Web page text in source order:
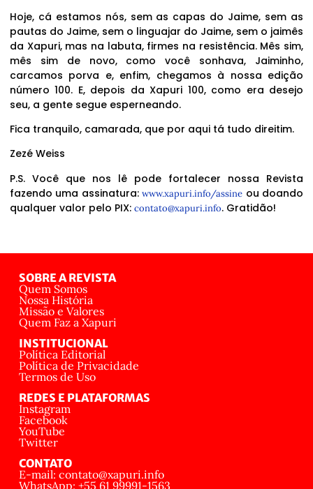
Hoje, cá estamos nós, sem as capas do Jaime, sem as
pautas do Jaime, sem o linguajar do Jaime, sem o jaimês
da Xapuri, mas na labuta, firmes na resistência. Mês sim,
mês sim de novo, como você sonhava, Jaiminho,
carcamos porva e, enfim, chegamos à nossa edição
número 100. E, depois da Xapuri 100, como era desejo
seu, a gente segue esperneando.
Fica tranquilo, camarada, que por aqui tá tudo direitim.
Zezé Weiss
P.S. Você que nos lê pode fortalecer nossa Revista
fazendo uma assinatura:www.xapuri.info/assine ou doando
qualquer valor pelo PIX: contato@xapuri.info. Gratidão!
SOBRE A REVISTA
Quem Somos
Nossa História
Missão e Valores
Quem Faz a Xapuri
INSTITUCIONAL
Política Editorial
Política de Privacidade
Termos de Uso
REDES E PLATAFORMAS
Instagram
Facebook
YouTube
Twitter
CONTATO
E-mail: contato@xapuri.info
WhatsApp: +55 61 99991-1563